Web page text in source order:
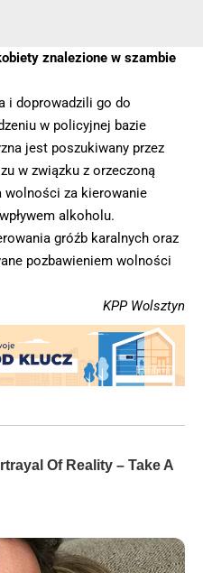
znalezione w szambie
i doprowadzili go do
w policyjnej bazie
jest poszukiwany przez
w związku z orzeczoną
wolności za kierowanie
alkoholu.
gróźb karalnych oraz
pozbawieniem wolności
KPP Wolsztyn